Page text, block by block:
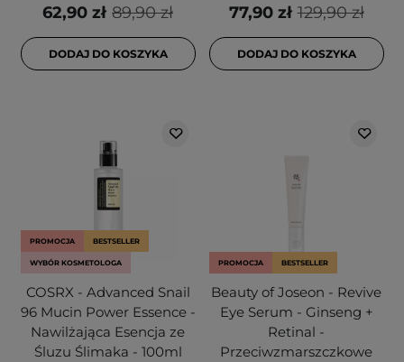
89,90 zł
62,90 zł
DODAJ DO KOSZYKA
129,90 zł
77,90 zł
DODAJ DO KOSZYKA
PROMOCJA BESTSELLER
WYBÓR KOSMETOLOGA
COSRX - Advanced Snail
96 Mucin Power Essence -
Nawilżająca Esencja ze
Śluzu Ślimaka - 100ml
PROMOCJA BESTSELLER
Beauty of Joseon - Revive
Eye Serum - Ginseng +
Retinal -
Przeciwzmarszczkowe